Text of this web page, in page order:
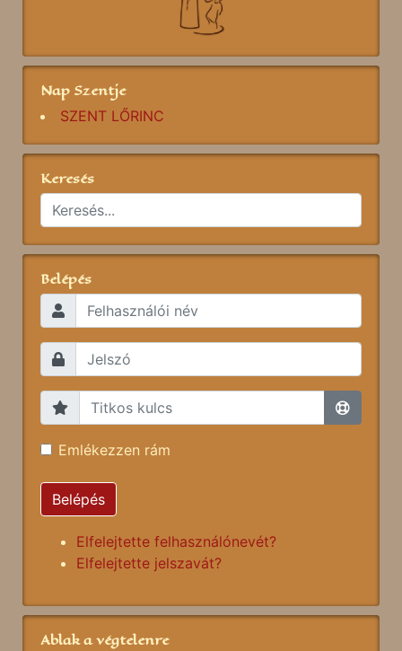
Nap Szentje
SZENT LŐRINC
Keresés
Belépés
Emlékezzen rám
Belépés
Elfelejtette felhasználónevét?
Elfelejtette jelszavát?
Ablak a végtelenre